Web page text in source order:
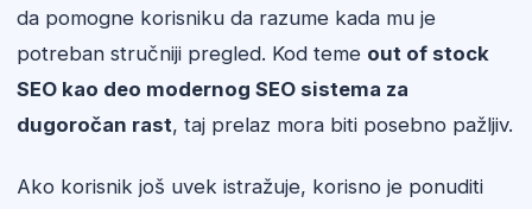
da pomogne korisniku da razume kada mu je
potreban stručniji pregled. Kod teme out of stock
SEO kao deo modernog SEO sistema za
dugoročan rast, taj prelaz mora biti posebno pažljiv.
Ako korisnik još uvek istražuje, korisno je ponuditi